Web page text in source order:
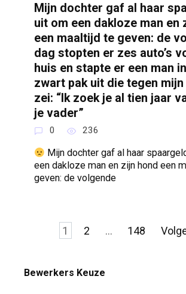
Mijn dochter gaf al haar
uit om een dakloze man en
een maaltijd te geven: de
dag stopten er zes auto’s
huis en stapte er een man
zwart pak uit die tegen
zei: “Ik zoek je al tien jaar
je vader”
0 236
Mijn dochter gaf al haar
een dakloze man en zijn hond een
geven: de volgende
1 2 148
Bewerkers Keuze